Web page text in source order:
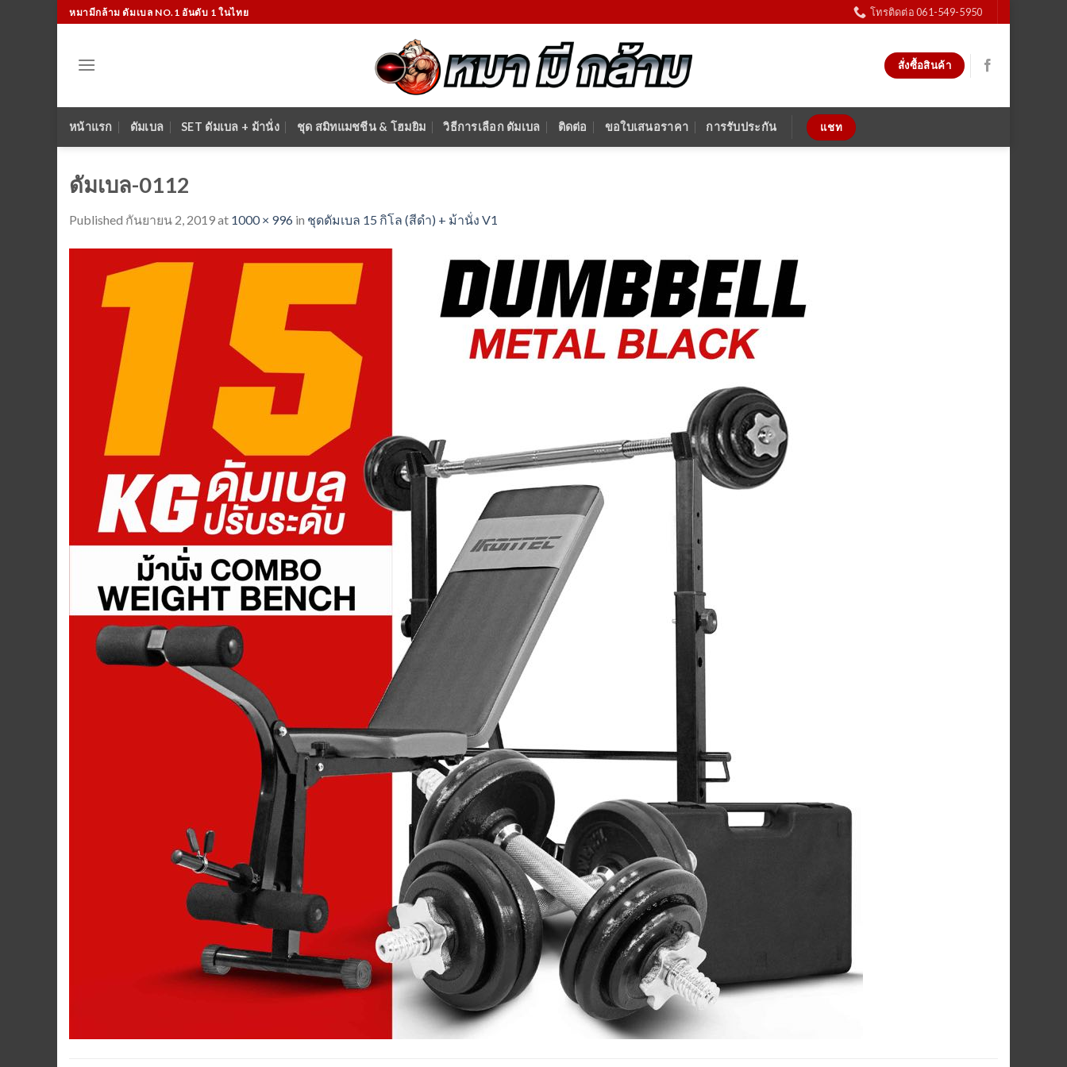
Skip
to
หมามีกล้าม ดัมเบล NO.1 อันดับ 1 ในไทย โทรติดต่อ 061-549-5950
สั่งซื้อสินค้า
หน้าแรก ดัมเบล SET ดัมเบล + ม้านั่ง ชุด สมิทแมชชีน & โฮมยิม วิธีการเลือก ดัมเบล ติดต่อ ขอใบเสนอราคา การรับประกัน แชท
ดัมเบล-0112
Published กันยายน 2, 2019at 1000 × 996 in ชุดดัมเบล 15 กิโล (สีดำ) + ม้านั่ง V1